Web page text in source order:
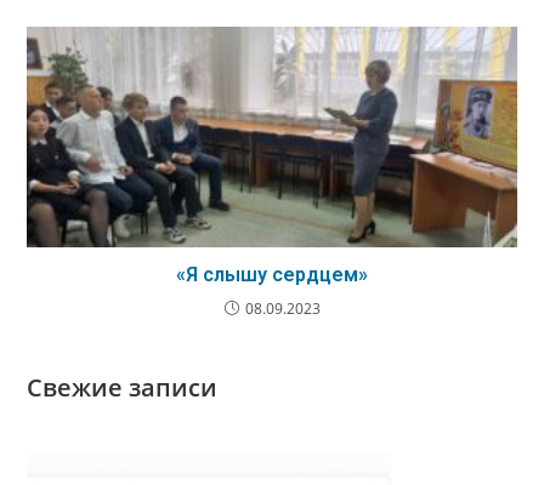
«Я слышу сердцем»
08.09.2023
Свежие записи